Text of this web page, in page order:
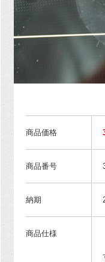
商品価格
商品番号
納期
商品仕様